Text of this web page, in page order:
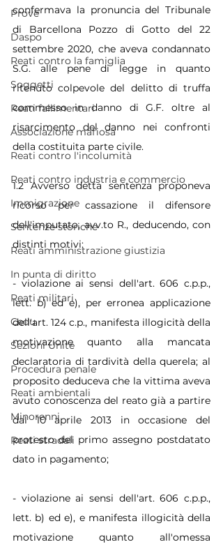
Prove
Daspo
Reati contro la famiglia
Soggetti
Reati fallimentari
Associazione mafiosa
Reati contro l'incolumità
Reati contro industria e commercio
Immigrazione
Sentenze storiche
Reati amministrazione giustizia
In punta di diritto
Reati militari
Cedu
Sezioni Unite
Procedura penale
Reati ambientali
Minorenni
Reati stradali
confermava la pronuncia del Tribunale
di Barcellona Pozzo di Gotto del 22
settembre 2020, che aveva condannato
S.G. alle pene di legge in quanto
ritenuto colpevole del delitto di truffa
commesso in danno di G.F. oltre al
risarcimento del danno nei confronti
della costituita parte civile.
1.2 Avverso detta sentenza proponeva
ricorso per cassazione il difensore
dell'imputato, avv.to R., deducendo, con
distinti motivi:
- violazione ai sensi dell'art. 606 c.p.p.,
lett. b) ed e), per erronea applicazione
dell'art. 124 c.p., manifesta illogicità della
motivazione quanto alla mancata
declaratoria di tardività della querela; al
proposito deduceva che la vittima aveva
avuto conoscenza del reato già a partire
dal 10 aprile 2013 in occasione del
protesto del primo assegno postdatato
dato in pagamento;
- violazione ai sensi dell'art. 606 c.p.p.,
lett. b) ed e), e manifesta illogicità della
motivazione quanto all'omessa